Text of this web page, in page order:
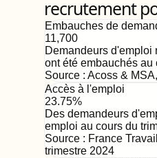
recrutement
Embauches de
11,700
Demandeurs d'emploi
ont été embauchés au
Source : Acoss & MSA,
Accès à l'emploi
23.75%
Des demandeurs
emploi au cours du
Source : France
trimestre 2024